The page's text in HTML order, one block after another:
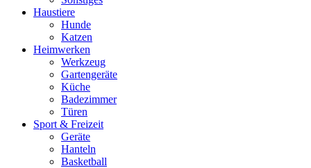
Haustiere
Hunde
Katzen
Heimwerken
Werkzeug
Gartengeräte
Küche
Badezimmer
Türen
Sport & Freizeit
Geräte
Hanteln
Basketball